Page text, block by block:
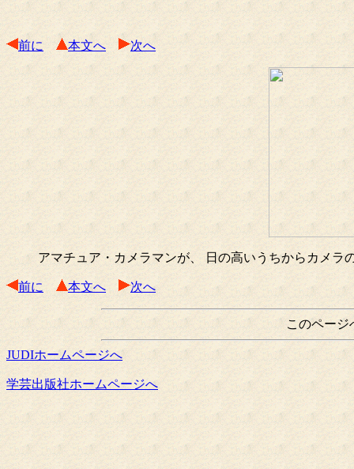
前に 本文へ 次へ
アマチュア・カメラマンが、 日の高いうちからカメラ
前に 本文へ 次へ
このページ
JUDIホームページへ
学芸出版社ホームページへ